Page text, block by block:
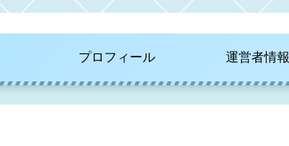
プロフィール 運営者情報